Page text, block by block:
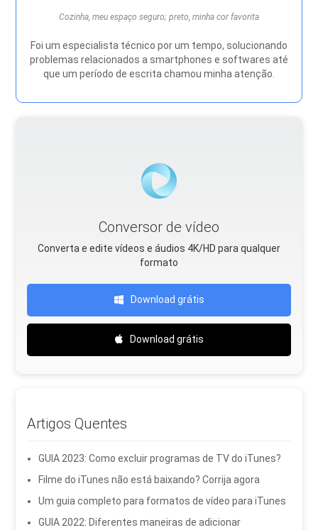
Cozinha, meu espaço seguro; preto, minha cor favorita
Foi um especialista técnico por um tempo, solucionando
problemas relacionados a smartphones e softwares até
que um período de escrita chamou minha atenção.
Conversor de vídeo
Converta e edite vídeos e áudios 4K/HD para qualquer
formato
Download grátis
Download grátis
Artigos Quentes
GUIA 2023: Como excluir programas de TV do iTunes?
Filme do iTunes não está baixando? Corrija agora
Um guia completo para formatos de vídeo para iTunes
GUIA 2022: Diferentes maneiras de adicionar